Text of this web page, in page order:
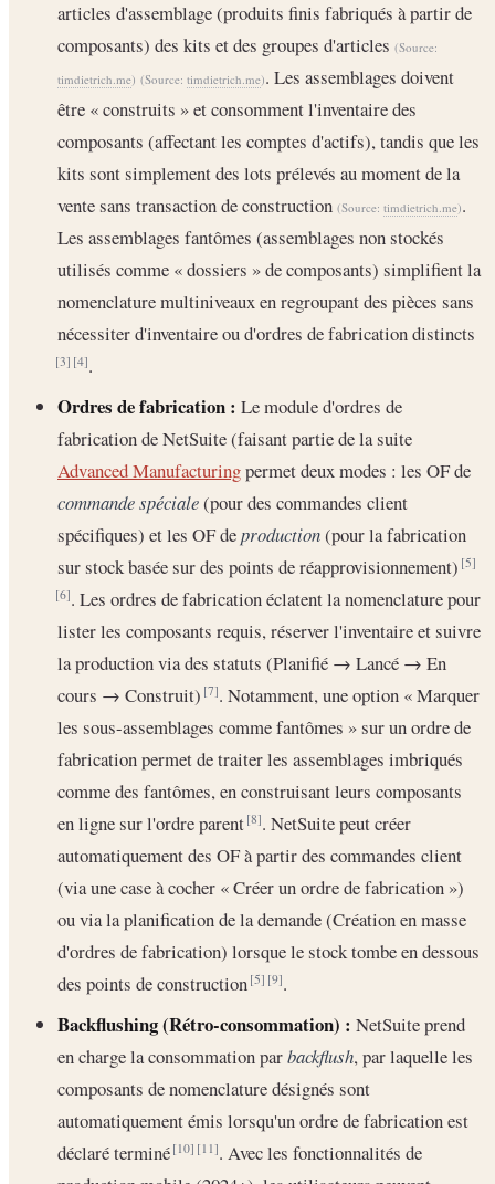
articles d'assemblage (produits finis fabriqués à partir de
composants) des kits et des groupes d'articles (Source:
timdietrich.me) (Source: timdietrich.me). Les assemblages doivent
être « construits » et consomment l'inventaire des
composants (affectant les comptes d'actifs), tandis que les
kits sont simplement des lots prélevés au moment de la
vente sans transaction de construction (Source: timdietrich.me).
Les assemblages fantômes (assemblages non stockés
utilisés comme « dossiers » de composants) simplifient la
nomenclature multiniveaux en regroupant des pièces sans
nécessiter d'inventaire ou d'ordres de fabrication distincts
[3] [4].
Ordres de fabrication : Le module d'ordres de
fabrication de NetSuite (faisant partie de la suite
Advanced Manufacturingpermet deux modes : les OF de
commande spéciale(pour des commandes client
spécifiques) et les OF deproduction(pour la fabrication
sur stock basée sur des points de réapprovisionnement)[5]
[6]. Les ordres de fabrication éclatent la nomenclature pour
lister les composants requis, réserver l'inventaire et suivre
la production via des statuts (Planifié → Lancé → En
cours → Construit)[7]. Notamment, une option « Marquer
les sous-assemblages comme fantômes » sur un ordre de
fabrication permet de traiter les assemblages imbriqués
comme des fantômes, en construisant leurs composants
en ligne sur l'ordre parent[8]. NetSuite peut créer
automatiquement des OF à partir des commandes client
(via une case à cocher « Créer un ordre de fabrication »)
ou via la planification de la demande (Création en masse
d'ordres de fabrication) lorsque le stock tombe en dessous
des points de construction[5] [9].
Backflushing (Rétro-consommation) : NetSuite prend
en charge la consommation parbackflush, par laquelle les
composants de nomenclature désignés sont
automatiquement émis lorsqu'un ordre de fabrication est
déclaré terminé[10] [11]. Avec les fonctionnalités de